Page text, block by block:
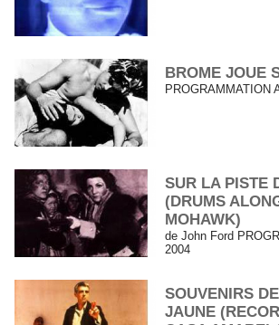
BROME JOUE
PROGRAMMATION
SUR LA PISTE
(DRUMS
MOHAWK)
de John Ford
2004
SOUVENIRS
JAUNE